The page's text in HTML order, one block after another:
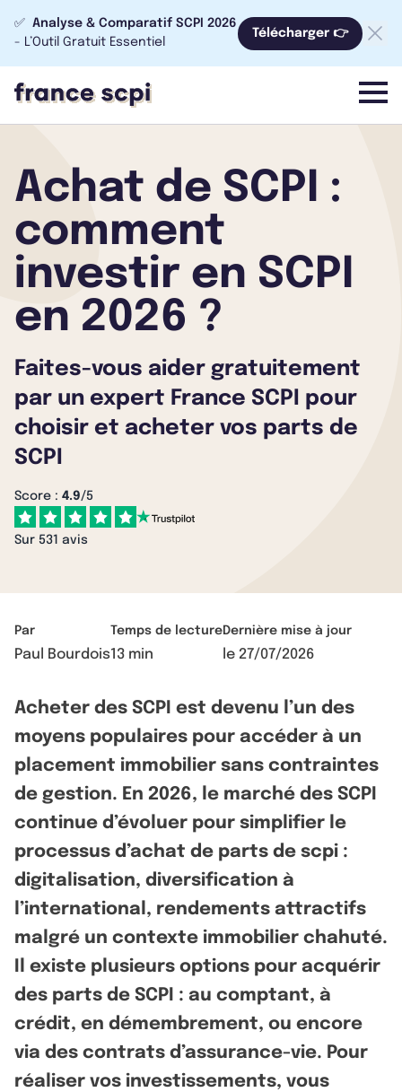
✅ Analyse & Comparatif SCPI 2026
- L’Outil Gratuit Essentiel
Télécharger 👉
menu
Achat de SCPI :
comment
investir en SCPI
en 2026 ?
Faites-vous aider gratuitement
par un expert France SCPI pour
choisir et acheter vos parts de
SCPI
Score : 4.9/5
Sur 531 avis
Par
Paul Bourdois
Temps de lecture
13 min
Dernière mise à jour
le 27/07/2026
Acheter des SCPI est devenu l’un des
moyens populaires pour accéder à un
placement immobilier sans contraintes
de gestion. En 2026, le marché des SCPI
continue d’évoluer pour simplifier le
processus d’achat de parts de scpi :
digitalisation, diversification à
l’international, rendements attractifs
malgré un contexte immobilier chahuté.
Il existe plusieurs options pour acquérir
des parts de SCPI : au comptant, à
crédit, en démembrement, ou encore
via des contrats d’assurance-vie. Pour
réaliser vos investissements, vous